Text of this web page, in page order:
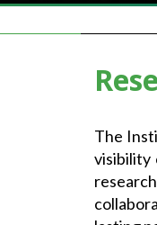
The
visibility